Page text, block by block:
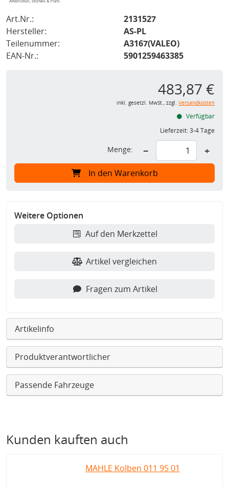
Art.Nr.:
2131527
Hersteller:
AS-PL
Teilenummer:
A3167(VALEO)
EAN-Nr.:
5901259463385
483,87 €
inkl. gesetzl. MwSt., zzgl. Versandkosten
Verfügbar
Lieferzeit:3-4 Tage
Menge: − +
In den Warenkorb
Weitere Optionen
Auf den Merkzettel
Artikel vergleichen
Fragen zum Artikel
Artikelinfo
Produktverantwortlicher
Passende Fahrzeuge
Kunden kauften auch
MAHLE Kolben 011 95 01